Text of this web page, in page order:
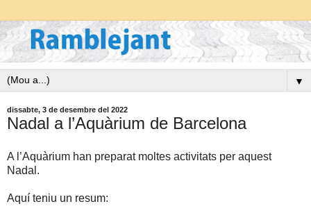
▼
dissabte, 3 de desembre del 2022
Nadal a l’Aquàrium de Barcelona
A l’Aquàrium han preparat moltes activitats per aquest
Nadal.
Aquí teniu un resum: